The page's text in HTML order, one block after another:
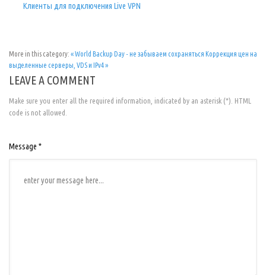
Клиенты для подключения Live VPN
More in this category: « World Backup Day - не забываем сохраняться Коррекция цен на
выделенные серверы, VDS и IPv4 »
LEAVE A COMMENT
Make sure you enter all the required information, indicated by an asterisk (*). HTML
code is not allowed.
Message *